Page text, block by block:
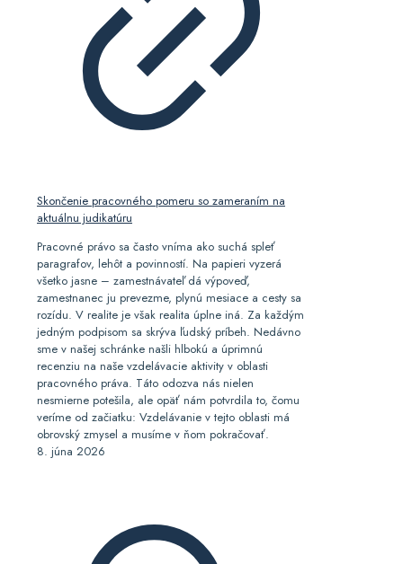
Skončenie pracovného pomeru so zameraním na
aktuálnu judikatúru
Pracovné právo sa často vníma ako suchá spleť
paragrafov, lehôt a povinností. Na papieri vyzerá
všetko jasne – zamestnávateľ dá výpoveď,
zamestnanec ju prevezme, plynú mesiace a cesty sa
rozídu. V realite je však realita úplne iná. Za každým
jedným podpisom sa skrýva ľudský príbeh. Nedávno
sme v našej schránke našli hlbokú a úprimnú
recenziu na naše vzdelávacie aktivity v oblasti
pracovného práva. Táto odozva nás nielen
nesmierne potešila, ale opäť nám potvrdila to, čomu
veríme od začiatku: Vzdelávanie v tejto oblasti má
obrovský zmysel a musíme v ňom pokračovať.
8. júna 2026